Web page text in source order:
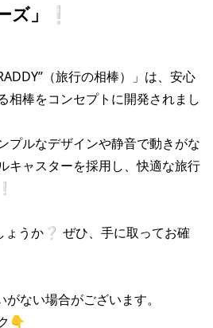
ズ」❕
（旅行の相棒）」は、安心
相棒をコンセプトに開発されまし
プルなデザインや静音で動きがな
キャスターを採用し、快適な旅行
ょうか❔ ぜひ、手に取ってお確
ない場合がございます。
👇